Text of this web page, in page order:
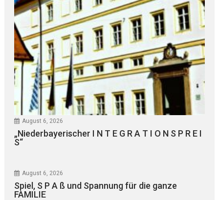
August 6, 2026
„Niederbayerischer I N T E G R A T I O N S P R E I
S“
August 6, 2026
Spiel, S P A ß und Spannung für die ganze
FAMILIE